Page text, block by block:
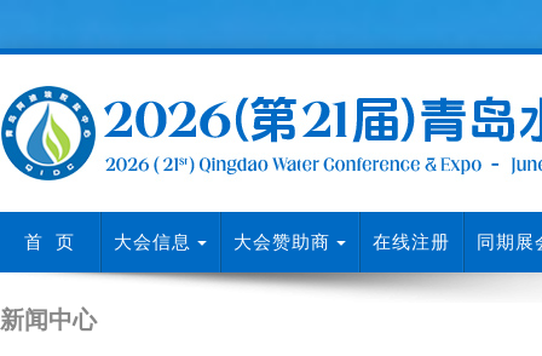
首 页 大会信息 大会赞助商 在线注册 同期
新闻中心